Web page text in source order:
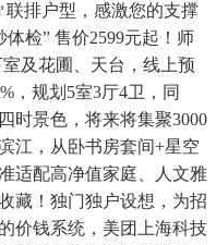
联排户型，感激您的支撑
体检” 售价2599元起！师
及花圃、天台，线上预
，规划5室3厅4卫，同
时景色，将来将集聚3000
江，从卧书房套间+星空
适配高净值家庭、人文雅
藏！独门独户设想，为招
价钱系统，美团上海科技